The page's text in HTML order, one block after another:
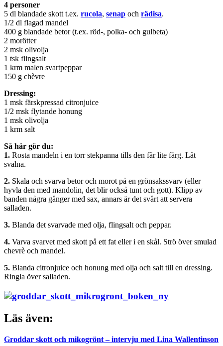
4 personer
5 dl blandade skott t.ex. rucola, senap och rädisa.
1/2 dl flagad mandel
400 g blandade betor (t.ex. röd-, polka- och gulbeta)
2 morötter
2 msk olivolja
1 tsk flingsalt
1 krm malen svartpeppar
150 g chèvre
Dressing:
1 msk färskpressad citronjuice
1/2 msk flytande honung
1 msk olivolja
1 krm salt
Så här gör du:
1. Rosta mandeln i en torr stekpanna tills den får lite färg. Låt
svalna.
2. Skala och svarva betor och morot på en grönsakssvarv (eller
hyvla den med mandolin, det blir också tunt och gott). Klipp av
banden några gånger med sax, annars är det svårt att servera
salladen.
3. Blanda det svarvade med olja, flingsalt och peppar.
4. Varva svarvet med skott på ett fat eller i en skål. Strö över smulad
chevrè och mandel.
5. Blanda citronjuice och honung med olja och salt till en dressing.
Ringla över salladen.
Läs även:
Groddar skott och mikogrönt – intervju med Lina Wallentinson